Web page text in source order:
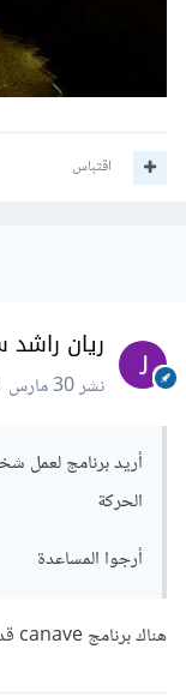
اقتباس
ريان راشد
نشر30 مارس 2021
أريد برنامج لعمل
الحركة
أرجوا المساعدة
هناك برنامج canave قد يساعدك